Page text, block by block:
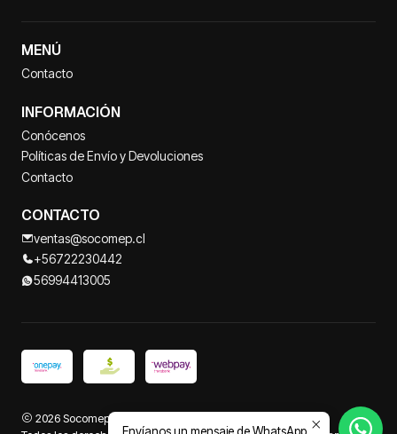
MENÚ
Contacto
INFORMACIÓN
Conócenos
Políticas de Envío y Devoluciones
Contacto
CONTACTO
ventas@socomep.cl
+56722230442
56994413005
2026 Socomep.